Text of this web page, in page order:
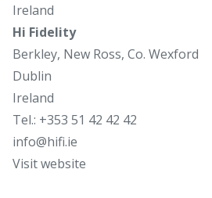
Ireland
Hi Fidelity
Berkley, New Ross, Co. Wexford
Dublin
Ireland
Tel.: +353 51 42 42 42
info@hifi.ie
Visit website